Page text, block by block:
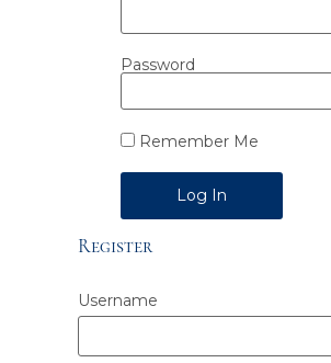
Password
Remember Me
Alternative:
Register
Username